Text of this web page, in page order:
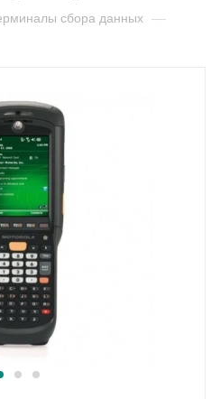
сбора данных —